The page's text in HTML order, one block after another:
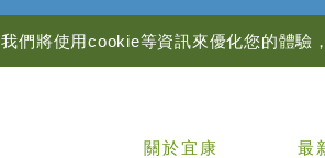
我們將使用cookie等資訊來優化您的體驗
關於宜康 最